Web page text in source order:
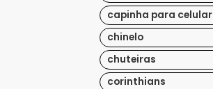
capinha para celular
chinelo
chuteiras
corinthians